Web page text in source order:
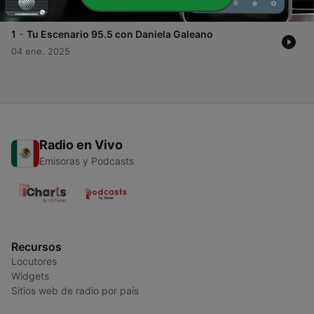
13 mar. 2025
1 - Tu Escenario 95.5 con Daniela Galeano
04 ene. 2025
Radio en Vivo
Emisoras y Podcasts
Recursos
Locutores
Widgets
Sitios web de radio por país